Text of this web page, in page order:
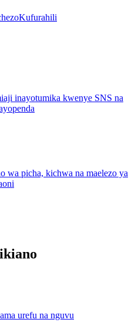
Kufurahili
inayotumika kwenye SNS na
wa picha, kichwa na maelezo ya
urefu na nguvu